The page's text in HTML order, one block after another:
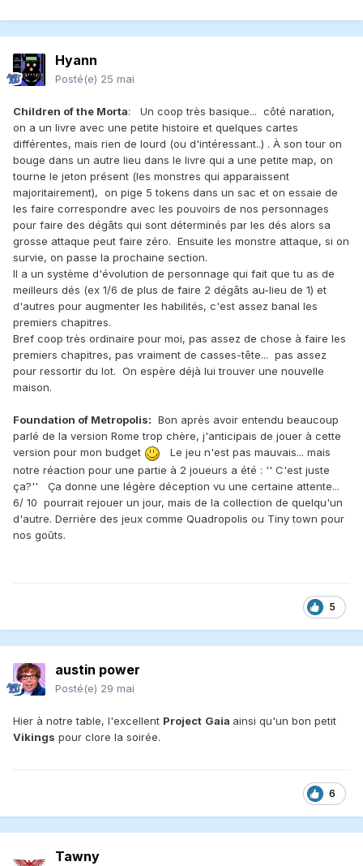
Hyann
Posté(e) 25 mai
Children of the Morta: Un coop très basique... côté naration,
on a un livre avec une petite histoire et quelques cartes
différentes, mais rien de lourd (ou d'intéressant..) . À son tour on
bouge dans un autre lieu dans le livre qui a une petite map, on
tourne le jeton présent (les monstres qui apparaissent
majoritairement), on pige 5 tokens dans un sac et on essaie de
les faire correspondre avec les pouvoirs de nos personnages
pour faire des dégâts qui sont déterminés par les dés alors sa
grosse attaque peut faire zéro. Ensuite les monstre attaque, si on
survie, on passe la prochaine section.
Il a un système d'évolution de personnage qui fait que tu as de
meilleurs dés (ex 1/6 de plus de faire 2 dégâts au-lieu de 1) et
d'autres pour augmenter les habilités, c'est assez banal les
premiers chapitres.
Bref coop très ordinaire pour moi, pas assez de chose à faire les
premiers chapitres, pas vraiment de casses-tête... pas assez
pour ressortir du lot. On espère déjà lui trouver une nouvelle
maison.
Foundation of Metropolis: Bon après avoir entendu beaucoup
parlé de la version Rome trop chère, j'anticipais de jouer à cette
version pour mon budget
Le jeu n'est pas mauvais... mais
notre réaction pour une partie à 2 joueurs a été : '' C'est juste
ça?'' Ça donne une légère déception vu une certaine attente...
6/ 10 pourrait rejouer un jour, mais de la collection de quelqu'un
d'autre. Derrière des jeux comme Quadropolis ou Tiny town pour
nos goûts.
5
austin power
Posté(e) 29 mai
Hier à notre table, l'excellent Project Gaia ainsi qu'un bon petit
Vikings pour clore la soirée.
6
Tawny